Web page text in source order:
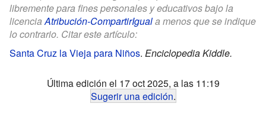
libremente para fines personales y educativos bajo la
licenciaAtribución-CompartirIguala menos que se indique
lo contrario. Citar este artículo:
Santa Cruz la Vieja para Niños. Enciclopedia Kiddle.
Última edición el 17 oct 2025, a las 11:19
Sugerir una edición.